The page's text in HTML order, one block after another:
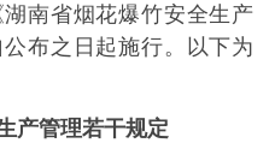
南省烟花爆竹安全生产
布之日起施行。以下为
产管理若干规定